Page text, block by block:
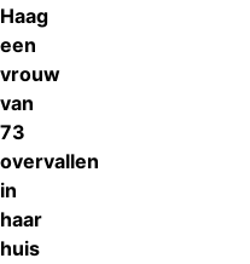
Haag
een
vrouw
van
73
overvallen
in
haar
huis